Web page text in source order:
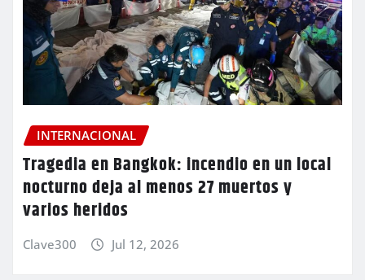
INTERNACIONAL
Tragedia en Bangkok: incendio en un local
nocturno deja al menos 27 muertos y
varios heridos
Clave300 Jul 12, 2026